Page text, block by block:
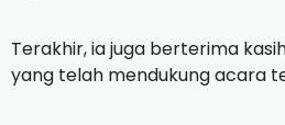
Terakhir, ia juga berterima
yang telah mendukung acara